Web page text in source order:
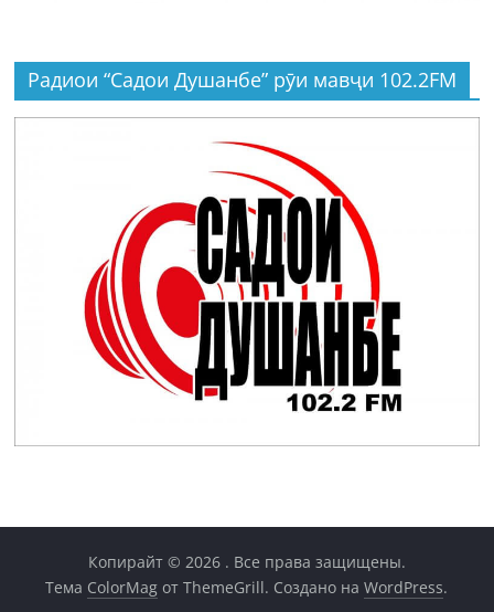
Радиои “Садои Душанбе” рӯи мавҷи 102.2FM
Копирайт © 2026 . Все права защищены.
Тема ColorMag от ThemeGrill. Создано наWordPress.